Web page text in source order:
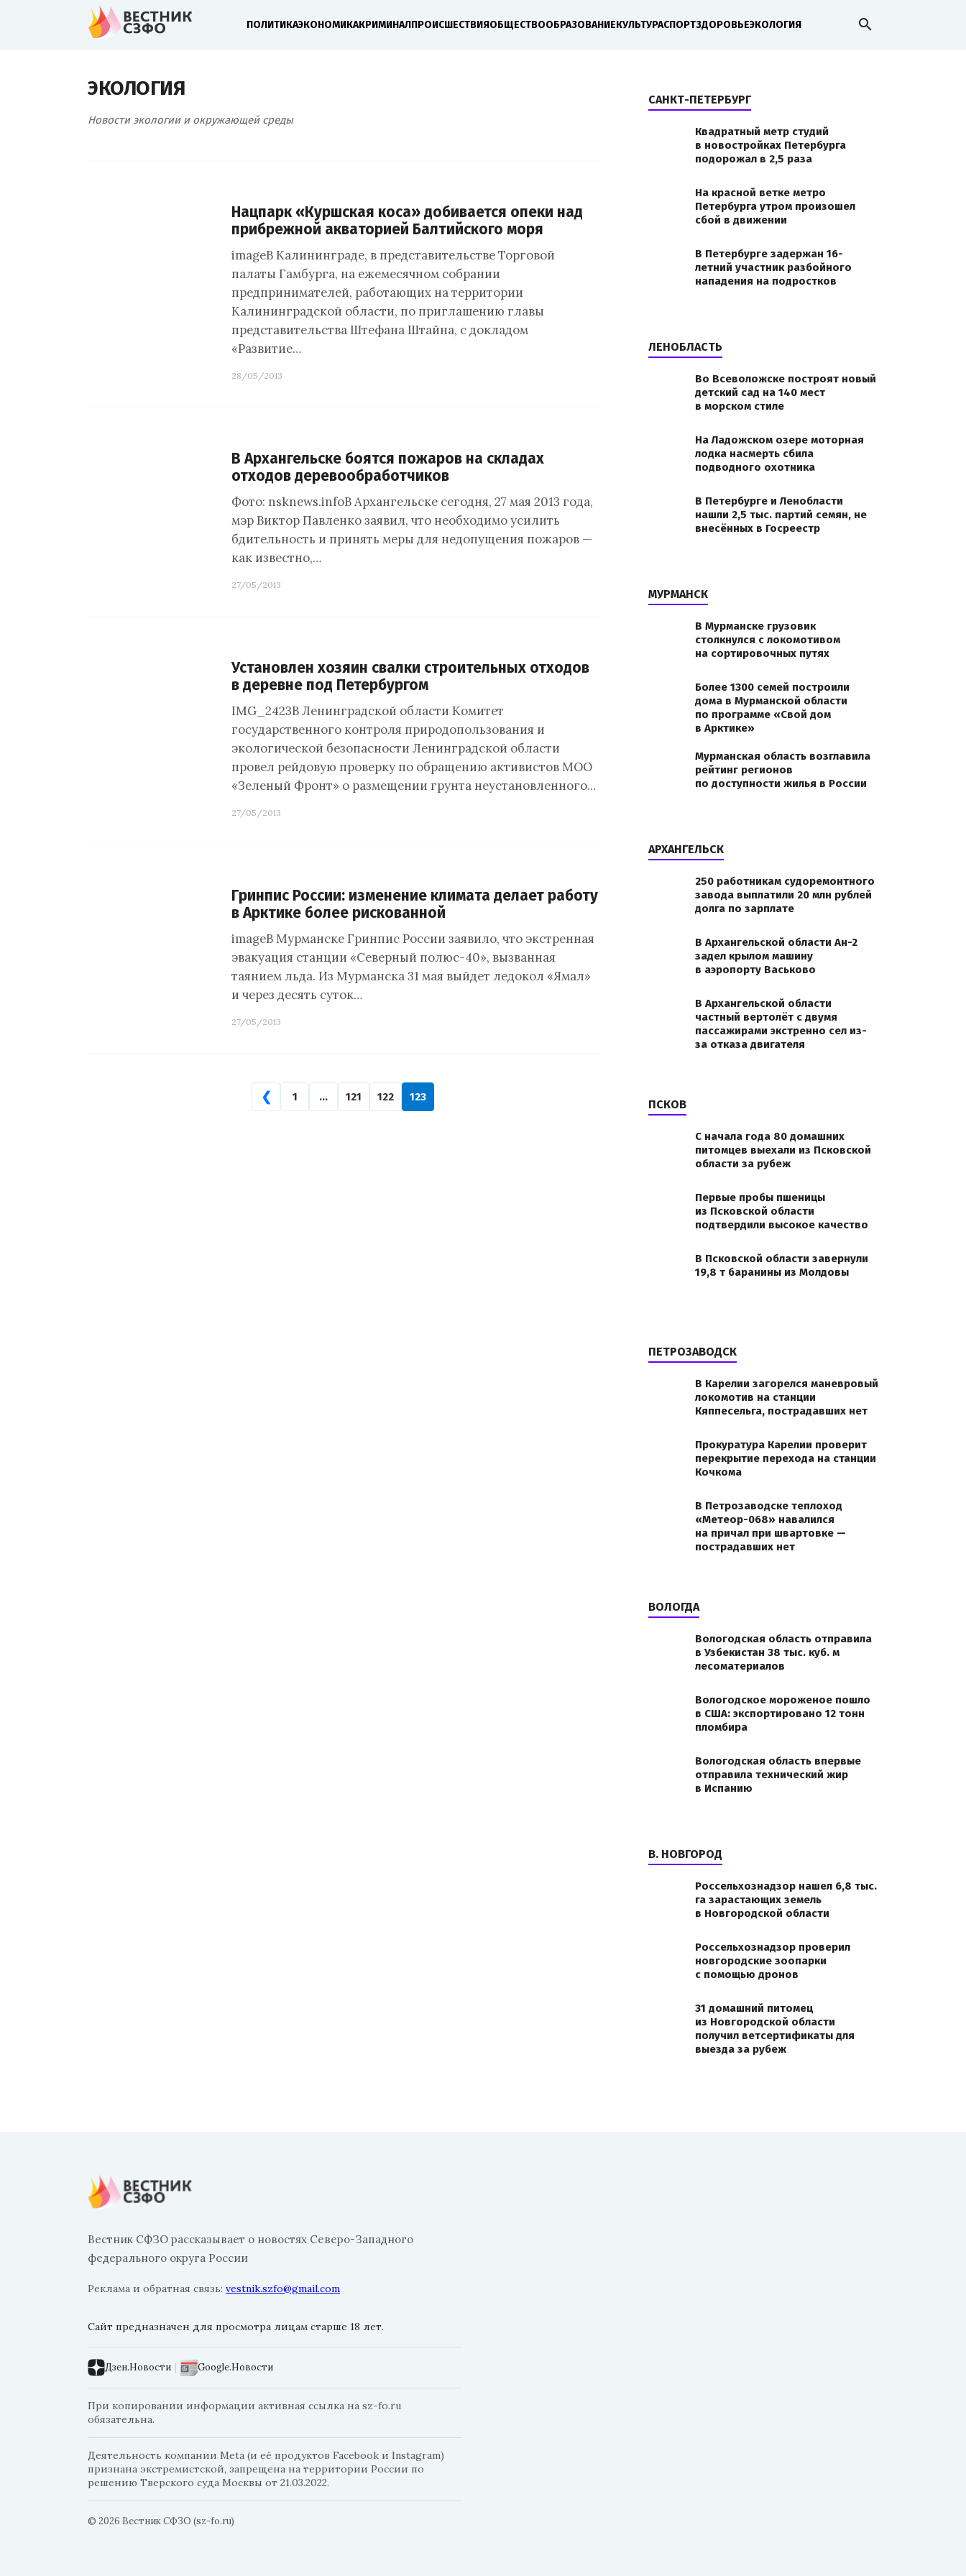
ПОЛИТИКАЭКОНОМИКАКРИМИНАЛПРОИСШЕСТВИЯОБЩЕСТВООБРАЗОВАНИЕКУЛЬТУРАСПОРТЗДОРОВЬЕЭКОЛОГИЯ search
ЭКОЛОГИЯ
Новости экологии и окружающей среды
Нацпарк «Куршская коса» добивается опеки над
прибрежной акваторией Балтийского моря
imageВ Калининграде, в представительстве Торговой
палаты Гамбурга, на ежемесячном собрании
предпринимателей, работающих на территории
Калининградской области, по приглашению главы
представительства Штефана Штайна, с докладом
«Развитие…
28/05/2013
В Архангельске боятся пожаров на складах
отходов деревообработчиков
Фото: nsknews.infoВ Архангельске сегодня, 27 мая 2013 года,
мэр Виктор Павленко заявил, что необходимо усилить
бдительность и принять меры для недопущения пожаров —
как известно,…
27/05/2013
Установлен хозяин свалки строительных отходов
в деревне под Петербургом
IMG_2423В Ленинградской области Комитет
государственного контроля природопользования и
экологической безопасности Ленинградской области
провел рейдовую проверку по обращению активистов МОО
«Зеленый Фронт» о размещении грунта неустановленного…
27/05/2013
Гринпис России: изменение климата делает работу
в Арктике более рискованной
imageВ Мурманске Гринпис России заявило, что экстренная
эвакуация станции «Северный полюс-40», вызванная
таянием льда. Из Мурманска 31 мая выйдет ледокол «Ямал»
и через десять суток…
27/05/2013
❮ 1 … 121 122 123
САНКТ-ПЕТЕРБУРГ
Квадратный метр студий
в новостройках Петербурга
подорожал в 2,5 раза
На красной ветке метро
Петербурга утром произошел
сбой в движении
В Петербурге задержан 16-
летний участник разбойного
нападения на подростков
ЛЕНОБЛАСТЬ
Во Всеволожске построят новый
детский сад на 140 мест
в морском стиле
На Ладожском озере моторная
лодка насмерть сбила
подводного охотника
В Петербурге и Ленобласти
нашли 2,5 тыс. партий семян, не
внесённых в Госреестр
МУРМАНСК
В Мурманске грузовик
столкнулся с локомотивом
на сортировочных путях
Более 1300 семей построили
дома в Мурманской области
по программе «Свой дом
в Арктике»
Мурманская область возглавила
рейтинг регионов
по доступности жилья в России
АРХАНГЕЛЬСК
250 работникам судоремонтного
завода выплатили 20 млн рублей
долга по зарплате
В Архангельской области Ан-2
задел крылом машину
в аэропорту Васьково
В Архангельской области
частный вертолёт с двумя
пассажирами экстренно сел из-
за отказа двигателя
ПСКОВ
С начала года 80 домашних
питомцев выехали из Псковской
области за рубеж
Первые пробы пшеницы
из Псковской области
подтвердили высокое качество
В Псковской области завернули
19,8 т баранины из Молдовы
ПЕТРОЗАВОДСК
В Карелии загорелся маневровый
локомотив на станции
Кяппесельга, пострадавших нет
Прокуратура Карелии проверит
перекрытие перехода на станции
Кочкома
В Петрозаводске теплоход
«Метеор-068» навалился
на причал при швартовке —
пострадавших нет
ВОЛОГДА
Вологодская область отправила
в Узбекистан 38 тыс. куб. м
лесоматериалов
Вологодское мороженое пошло
в США: экспортировано 12 тонн
пломбира
Вологодская область впервые
отправила технический жир
в Испанию
В. НОВГОРОД
Россельхознадзор нашел 6,8 тыс.
га зарастающих земель
в Новгородской области
Россельхознадзор проверил
новгородские зоопарки
с помощью дронов
31 домашний питомец
из Новгородской области
получил ветсертификаты для
выезда за рубеж
Вестник СФЗО рассказывает о новостях Северо-Западного
федерального округа России
Реклама и обратная связь: vestnik.szfo@gmail.com
Сайт предназначен для просмотра лицам старше 18 лет.
Дзен.Новости | Google.Новости
При копировании информации активная ссылка на sz-fo.ru
обязательна.
Деятельность компании Meta (и её продуктов Facebook и Instagram)
признана экстремистской, запрещена на территории России по
решению Тверского суда Москвы от 21.03.2022.
© 2026 Вестник СФЗО (sz-fo.ru)